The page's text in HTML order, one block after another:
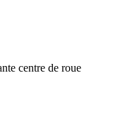
centre de roue